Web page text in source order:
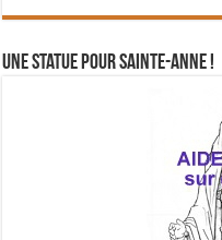
Une statue pour Sainte-Anne !